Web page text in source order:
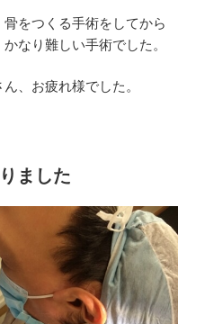
をつくる手術をしてから
なり難しい手術でした。
、お疲れ様でした。
ました